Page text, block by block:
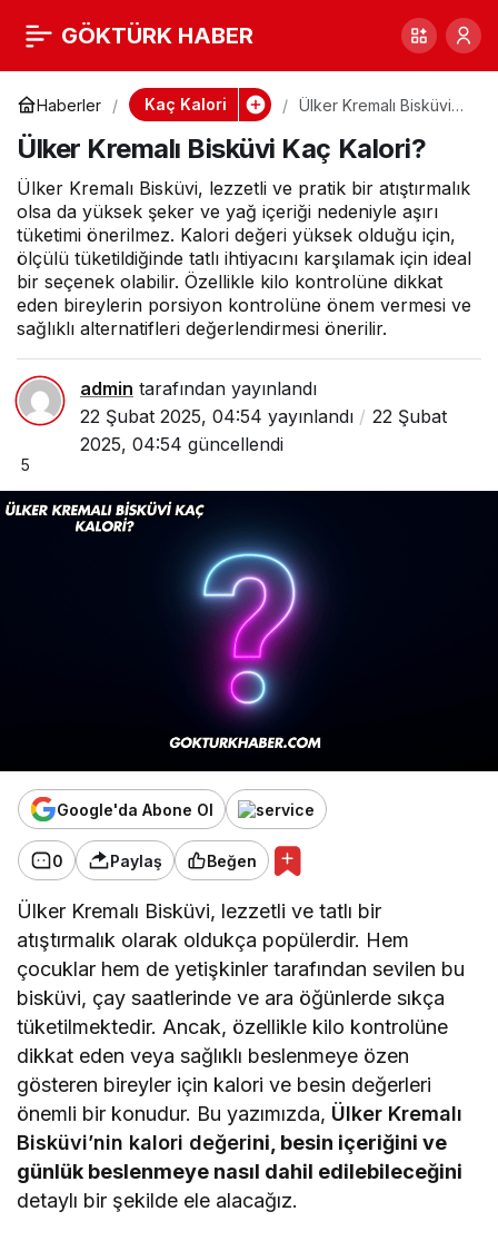
GÖKTÜRK HABER
Haberler Kaç Kalori
Ülker Kremalı Bisküvi
Ülker Kremalı Bisküvi Kaç Kalori?
Ülker Kremalı Bisküvi, lezzetli ve pratik bir atıştırmalık
olsa da yüksek şeker ve yağ içeriği nedeniyle aşırı
tüketimi önerilmez. Kalori değeri yüksek olduğu için,
ölçülü tüketildiğinde tatlı ihtiyacını karşılamak için ideal
bir seçenek olabilir. Özellikle kilo kontrolüne dikkat
eden bireylerin porsiyon kontrolüne önem vermesi ve
sağlıklı alternatifleri değerlendirmesi önerilir.
admin tarafından yayınlandı
22 Şubat 2025, 04:54 yayınlandı
22 Şubat
2025, 04:54 güncellendi
5
Google'da Abone Ol
0 Paylaş Beğen
Ülker Kremalı Bisküvi, lezzetli ve tatlı bir
atıştırmalık olarak oldukça popülerdir. Hem
çocuklar hem de yetişkinler tarafından sevilen bu
bisküvi, çay saatlerinde ve ara öğünlerde sıkça
tüketilmektedir. Ancak, özellikle kilo kontrolüne
dikkat eden veya sağlıklı beslenmeye özen
gösteren bireyler için kalori ve besin değerleri
önemli bir konudur. Bu yazımızda, Ülker Kremalı
Bisküvi’nin kalori değerini, besin içeriğini ve
günlük beslenmeye nasıl dahil edilebileceğini
detaylı bir şekilde ele alacağız.
Ülker Kremalı Bisküvi
Kaç Kalori?
0